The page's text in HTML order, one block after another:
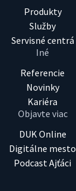
Produkty
Služby
Servisné centrá
Iné
Referencie
Novinky
Kariéra
Objavte viac
DUK Online
Digitálne mesto
Podcast Ajťáci